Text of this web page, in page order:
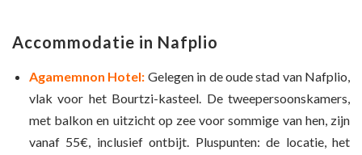
Accommodatie in Nafplio
Agamemnon Hotel: Gelegen in de oude stad van Nafplio,
vlak voor het Bourtzi-kasteel. De tweepersoonskamers,
met balkon en uitzicht op zee voor sommige van hen, zijn
vanaf 55€, inclusief ontbijt. Pluspunten: de locatie, het